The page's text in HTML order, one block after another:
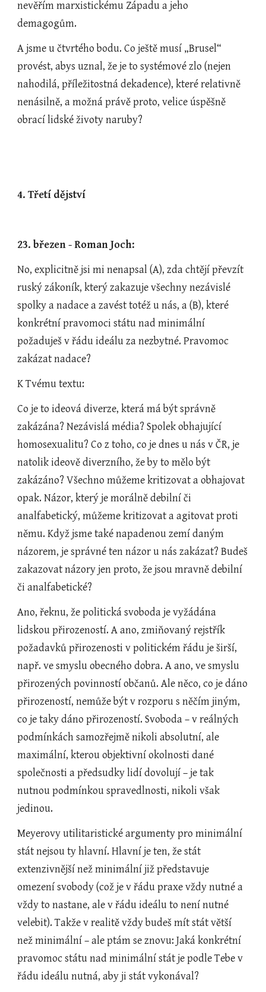
nevěřím marxistickému Západu a jeho
demagogům.
A jsme u čtvrtého bodu. Co ještě musí „Brusel“
provést, abys uznal, že je to systémové zlo (nejen
nahodilá, příležitostná dekadence), které relativně
nenásilně, a možná právě proto, velice úspěšně
obrací lidské životy naruby?
4. Třetí dějství
23. březen - Roman Joch:
No, explicitně jsi mi nenapsal (A), zda chtějí převzít
ruský zákoník, který zakazuje všechny nezávislé
spolky a nadace a zavést totéž u nás, a (B), které
konkrétní pravomoci státu nad minimální
požaduješ v řádu ideálu za nezbytné. Pravomoc
zakázat nadace?
K Tvému textu:
Co je to ideová diverze, která má být správně
zakázána? Nezávislá média? Spolek obhajující
homosexualitu? Co z toho, co je dnes u nás v ČR, je
natolik ideově diverzního, že by to mělo být
zakázáno? Všechno můžeme kritizovat a obhajovat
opak. Názor, který je morálně debilní či
analfabetický, můžeme kritizovat a agitovat proti
němu. Když jsme také napadenou zemí daným
názorem, je správné ten názor u nás zakázat? Budeš
zakazovat názory jen proto, že jsou mravně debilní
či analfabetické?
Ano, řeknu, že politická svoboda je vyžádána
lidskou přirozeností. A ano, zmiňovaný rejstřík
požadavků přirozenosti v politickém řádu je širší,
např. ve smyslu obecného dobra. A ano, ve smyslu
přirozených povinností občanů. Ale něco, co je dáno
přirozeností, nemůže být v rozporu s něčím jiným,
co je taky dáno přirozeností. Svoboda – v reálných
podmínkách samozřejmě nikoli absolutní, ale
maximální, kterou objektivní okolnosti dané
společnosti a předsudky lidí dovolují – je tak
nutnou podmínkou spravedlnosti, nikoli však
jedinou.
Meyerovy utilitaristické argumenty pro minimální
stát nejsou ty hlavní. Hlavní je ten, že stát
extenzivnější než minimální již představuje
omezení svobody (což je v řádu praxe vždy nutné a
vždy to nastane, ale v řádu ideálu to není nutné
velebit). Takže v realitě vždy budeš mít stát větší
než minimální – ale ptám se znovu: Jaká konkrétní
pravomoc státu nad minimální stát je podle Tebe v
řádu ideálu nutná, aby ji stát vykonával?